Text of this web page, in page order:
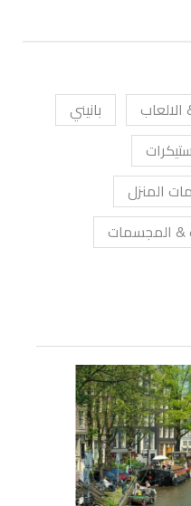
الالعاب
بانيني
المنزل
& المجسمات